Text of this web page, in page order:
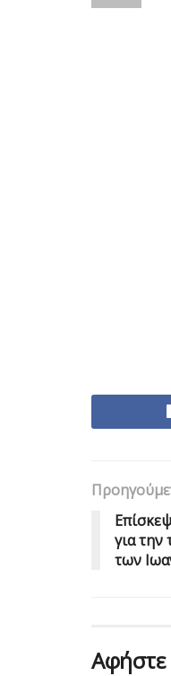
για
των
Αφήστε